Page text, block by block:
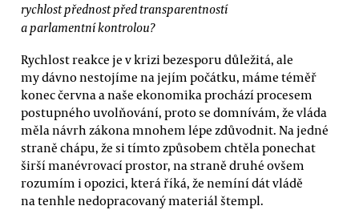
rychlost přednost před transparentností
a parlamentní kontrolou?
Rychlost reakce je v krizi bezesporu důležitá, ale
my dávno nestojíme na jejím počátku, máme téměř
konec června a naše ekonomika prochází procesem
postupného uvolňování, proto se domnívám, že vláda
měla návrh zákona mnohem lépe zdůvodnit. Na jedné
straně chápu, že si tímto způsobem chtěla ponechat
širší manévrovací prostor, na straně druhé ovšem
rozumím i opozici, která říká, že nemíní dát vládě
na tenhle nedopracovaný materiál štempl.